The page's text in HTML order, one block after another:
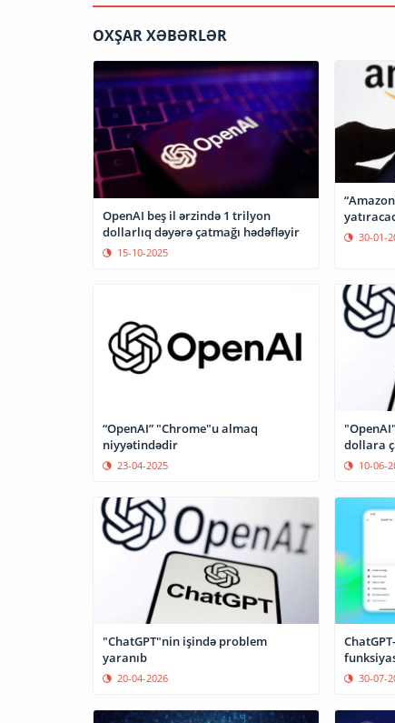
OXŞAR XƏBƏRLƏR
OpenAI beş il ərzində 1 trilyon
dollarlıq dəyərə çatmağı hədəfləyir
15-10-2025
30-01-
“OpenAI” "Chrome"u almaq
niyyətindədir
23-04-2025
dollara
10-06-
"ChatGPT"nin işində problem
yaranıb
20-04-2026 30-07-